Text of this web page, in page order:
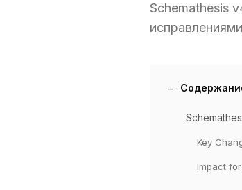
Schemathesis
Key
Impact